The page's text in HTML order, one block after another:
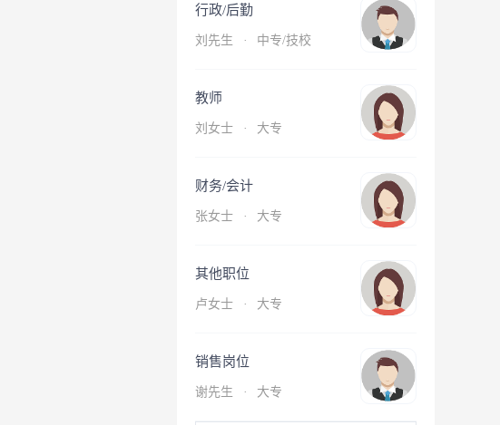
行政/后勤
刘先生 · 中专/技校
教师
刘女士 · 大专
财务/会计
张女士 · 大专
其他职位
卢女士 · 大专
销售岗位
谢先生 · 大专